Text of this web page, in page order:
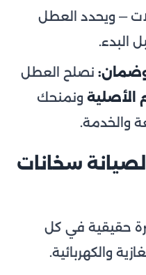
— ويحدد العطل
البدء.
وضمان: نصلح العطل
الأصلية ونمنحك
والخدمة.
لصيانة سخانات
حقيقية في كل
والكهربائية.